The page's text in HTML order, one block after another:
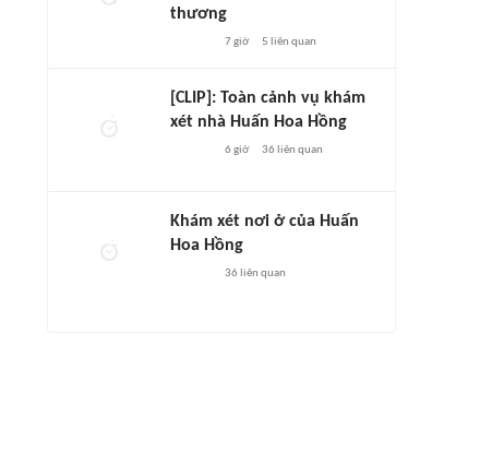
thương
7 giờ 5 liên quan
[CLIP]: Toàn cảnh vụ khám
xét nhà Huấn Hoa Hồng
6 giờ 36 liên quan
Khám xét nơi ở của Huấn
Hoa Hồng
36 liên quan